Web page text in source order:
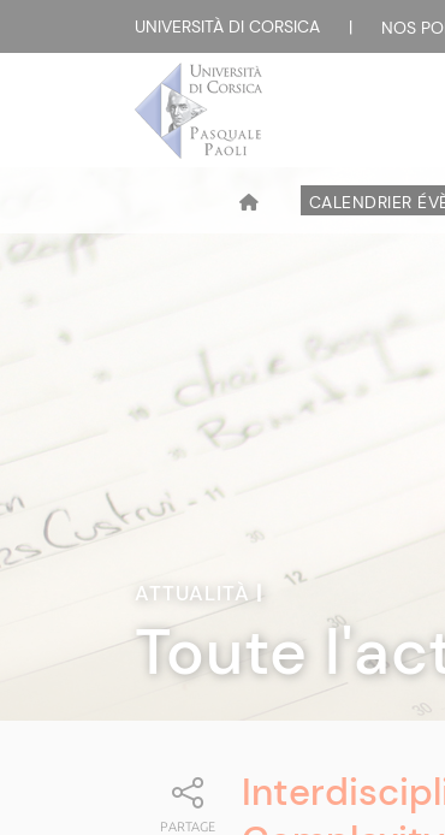
UNIVERSITÀ DI CORSICA | NOS
CALENDRIER
ATTUALITÀ|
Toute
PARTAGE